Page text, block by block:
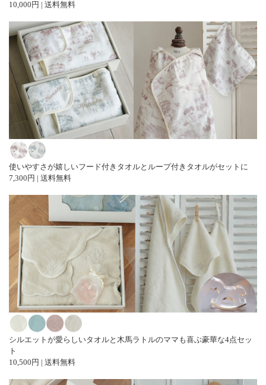
10,000円 | 送料無料
使いやすさが嬉しいフード付きタオルとループ付きタオルがセットに
7,300円 | 送料無料
シルエットが愛らしいタオルと木馬ラトルのママも喜ぶ豪華な4点セッ
ト
10,500円 | 送料無料